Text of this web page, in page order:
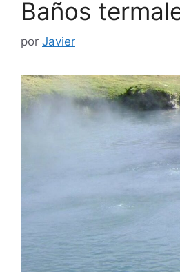
Baños
por Javier